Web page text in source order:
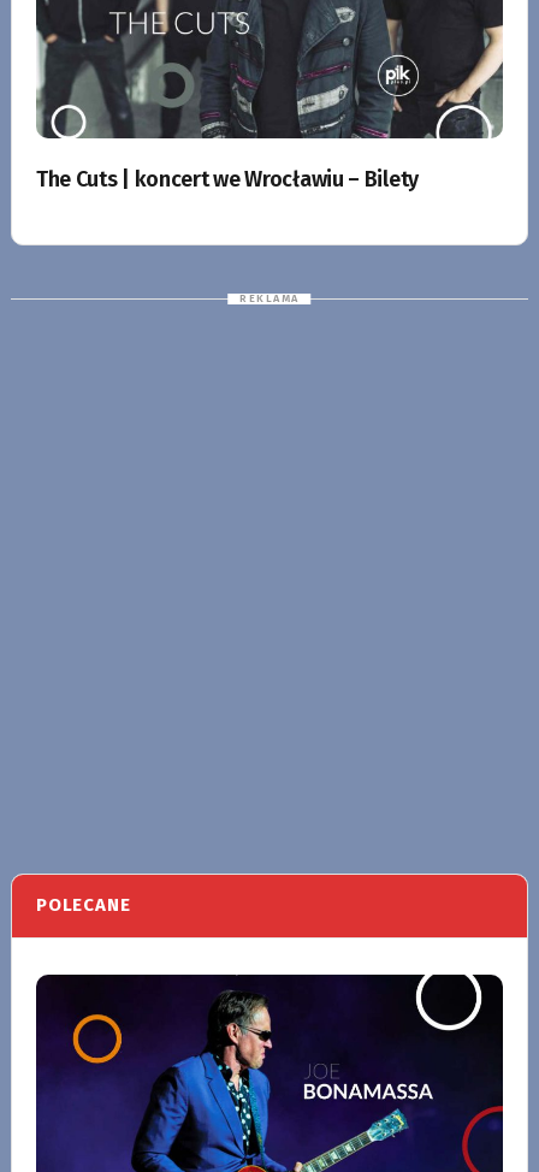
The Cuts | koncert we Wrocławiu – Bilety
POLECANE